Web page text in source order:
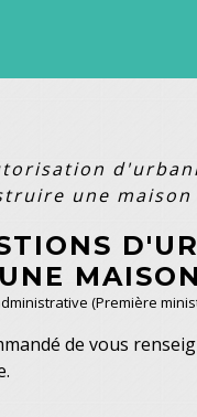
une maison
(Première
de vous